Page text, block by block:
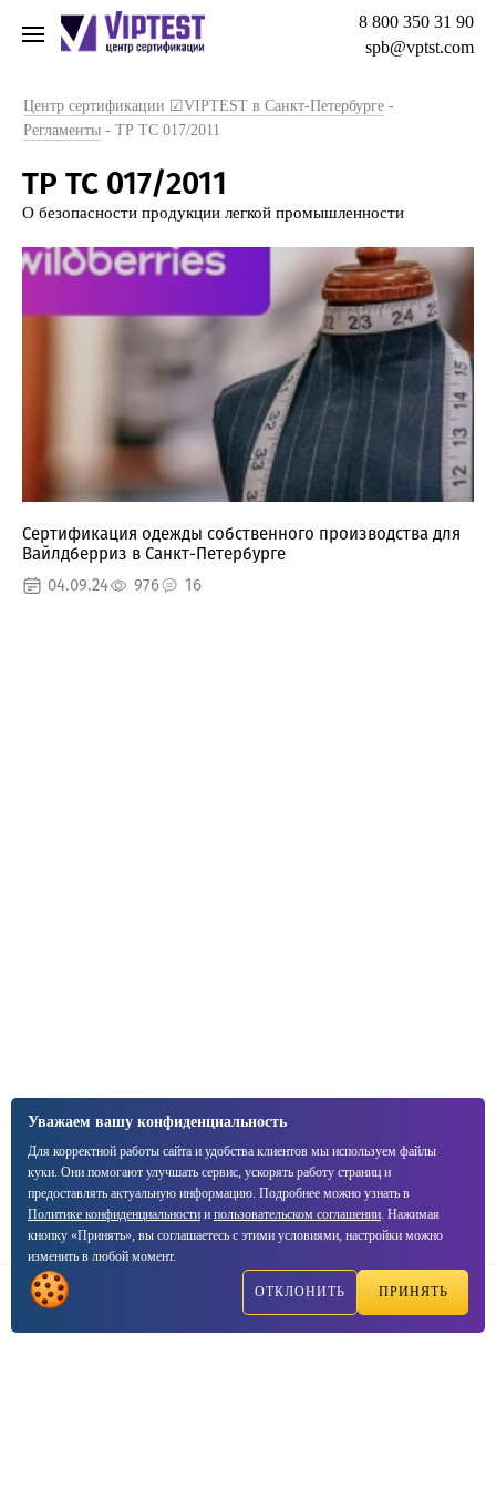
8 800 350 31 90
spb@vptst.com
Центр сертификации ☑VIPTEST в Санкт-Петербурге -
Регламенты - ТР ТС 017/2011
ТР ТС 017/2011
О безопасности продукции легкой промышленности
Сертификация одежды собственного производства для
Вайлдберриз в Санкт-Петербурге
04.09.24
976 16
Позвонить
Уважаем вашу конфиденциальность
Для корректной работы сайта и удобства клиентов мы используем файлы
куки. Они помогают улучшать сервис, ускорять работу страниц и
предоставлять актуальную информацию. Подробнее можно узнать в
Политике конфиденциальности и пользовательском соглашении. Нажимая
кнопку «Принять», вы соглашаетесь с этими условиями, настройки можно
изменить в любой момент.
ОТКЛОНИТЬ ПРИНЯТЬ